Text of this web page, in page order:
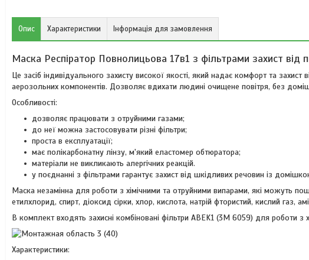
Опис Характеристики Інформація для замовлення
Маска Респіратор Повнолицьова 17в1 з фільтрами захист
Це засіб індивідуального захисту високої якості, який надає комфорт та
аерозольних компонентів. Дозволяє вдихати людині очищене повітря, без
Особливості:
дозволяє працювати з отруйними газами;
до неї можна застосовувати різні фільтри;
проста в експлуатації;
має полікарбонатну лінзу, м'який еластомер обтюратора;
матеріали не викликають алергічних реакцій.
у поєднанні з фільтрами гарантує захист від шкідливих речовин із
Маска незамінна для роботи з хімічними та отруйними випарами, які можуть
етилхлорид, спирт, діоксид сірки, хлор, кислота, натрій фтористий, кислий газ,
В комплект входять захисні комбіновані фільтри ABEK1 (3M 6059) для роботи з
Характеристики: